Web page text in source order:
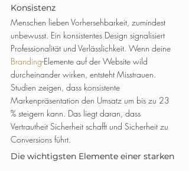
Konsistenz
Menschen lieben Vorhersehbarkeit, zumindest
unbewusst. Ein konsistentes Design signalisiert
Professionalität und Verlässlichkeit. Wenn deine
Branding-Elemente auf der Website wild
durcheinander wirken, entsteht Misstrauen.
Studien zeigen, dass konsistente
Markenpräsentation den Umsatz um bis zu 23
% steigern kann. Das liegt daran, dass
Vertrautheit Sicherheit schafft und Sicherheit zu
Conversions führt.
Die wichtigsten Elemente einer starken